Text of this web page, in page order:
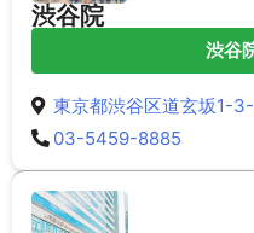
渋谷院
渋谷
東京都渋谷区道玄坂1-
03-5459-8885